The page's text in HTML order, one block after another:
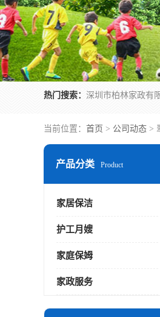
热门搜索：
当前位置： 首页 > 公司动态 >
产品分类 Product
家居保洁
护工月嫂
家庭保姆
家政服务